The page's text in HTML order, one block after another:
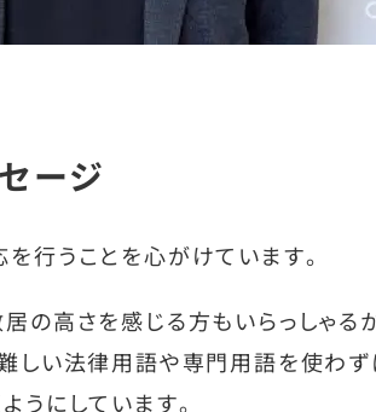
ージ
行うことを心がけています。
の高さを感じる方もいらっしゃる
しい法律用語や専門用語を使わず
うにしています。